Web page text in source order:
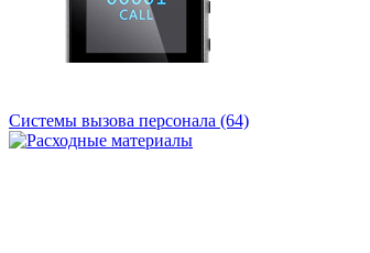
Системы вызова персонала (64)